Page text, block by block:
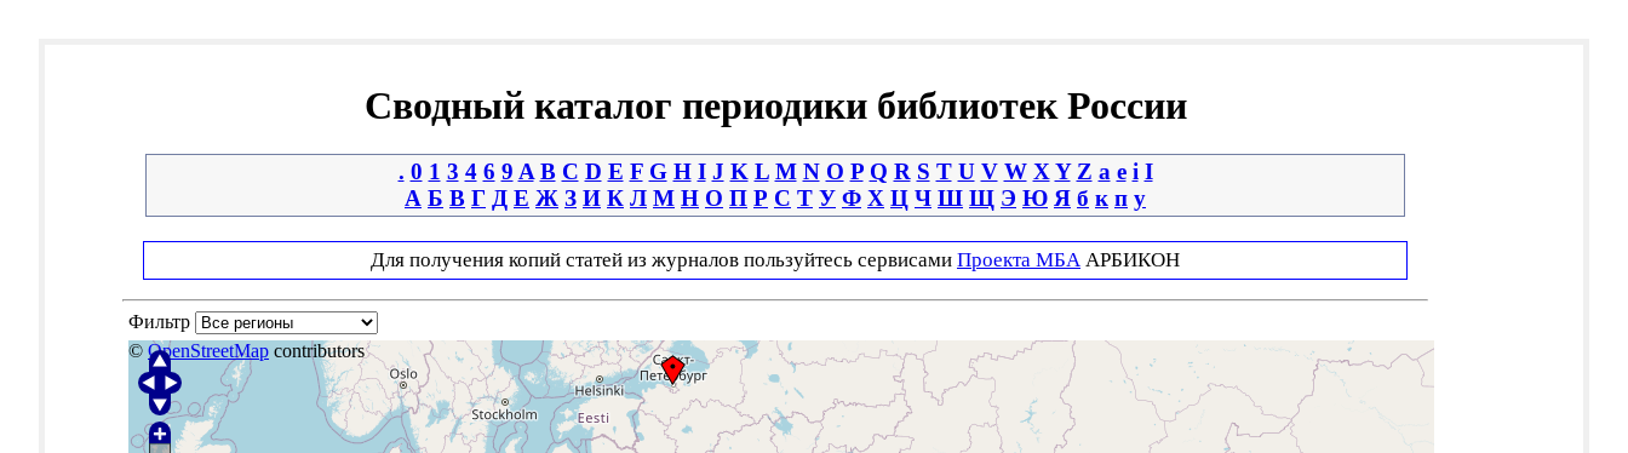
Сводный каталог периодики библиотек России
. 0 1 3 4 6 9 A B C D E F G H I J K L M N O P Q R S T U V W X Y Z a e i І
А Б В Г Д Е Ж З И К Л М Н О П Р С Т У Ф Х Ц Ч Ш Щ Э Ю Я б к п у
Для получения копий статей из журналов пользуйтесь сервисами Проекта МБА АРБИКОН
Фильтр
© OpenStreetMap contributors